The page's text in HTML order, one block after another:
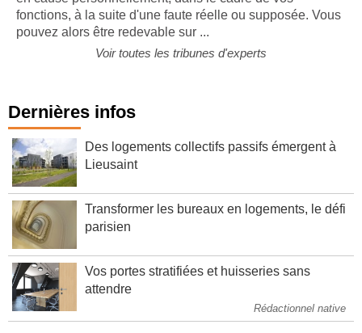
en cause personnellement, dans le cadre de vos
fonctions, à la suite d'une faute réelle ou supposée. Vous
Dernières infos
Des logements collectifs passifs émergent à
Transformer les bureaux en logements, le défi
Vos portes stratifiées et huisseries sans
Rédactionnel native